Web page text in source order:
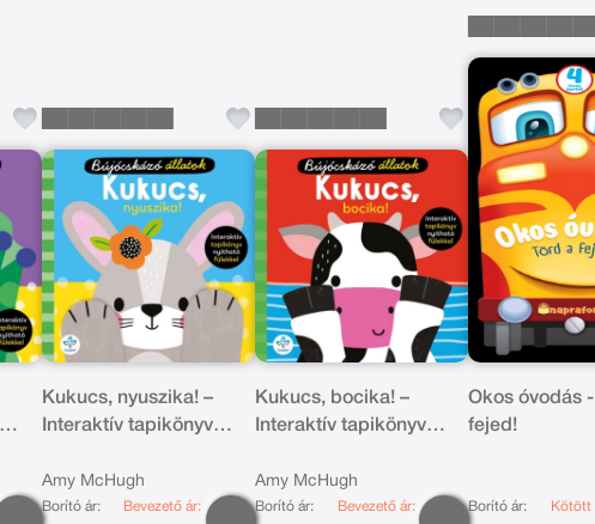
Kukucs, nyuszika! –
Interaktív tapikönyv
Amy McHugh
Borító ár: Bevezető ár:
Kukucs, bocika! –
Interaktív tapikönyv
Amy McHugh
Borító ár: Bevezető ár:
Okos óvodás
fejed!
Borító ár: Kötött